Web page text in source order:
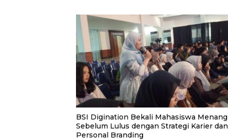
BSI Digination Bekali Mahasiswa Menang
Sebelum Lulus dengan Strategi Karier dan
Personal Branding